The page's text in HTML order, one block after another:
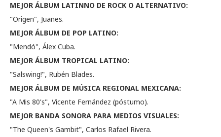
MEJOR ÁLBUM LATINNO DE ROCK O ALTERNATIVO:
"Origen", Juanes.
MEJOR ÁLBUM DE POP LATINO:
"Mendó", Álex Cuba.
MEJOR ÁLBUM TROPICAL LATINO:
"Salswing!", Rubén Blades.
MEJOR ÁLBUM DE MÚSICA REGIONAL MEXICANA:
"A Mis 80's", Vicente Fernández (póstumo).
MEJOR BANDA SONORA PARA MEDIOS VISUALES:
"The Queen's Gambit", Carlos Rafael Rivera.